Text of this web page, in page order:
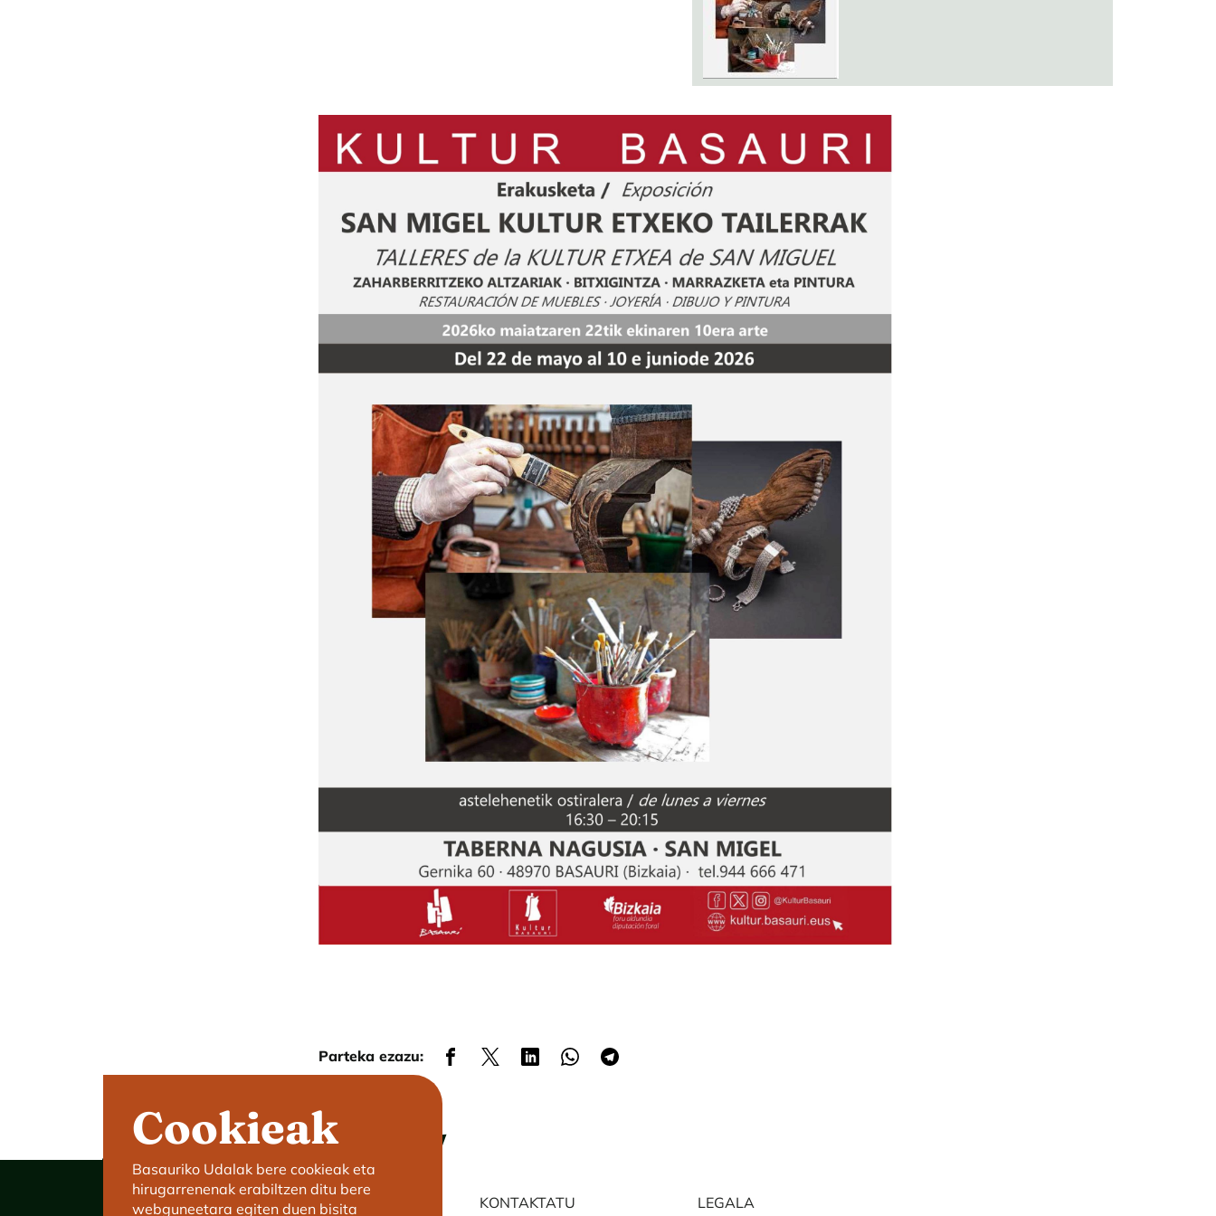
Parteka ezazu:
Cookieak
Basauriko Udalak bere cookieak eta
hirugarrenenak erabiltzen ditu bere
webguneetara egiten duen bisita
KONTAKTATU LEGALA